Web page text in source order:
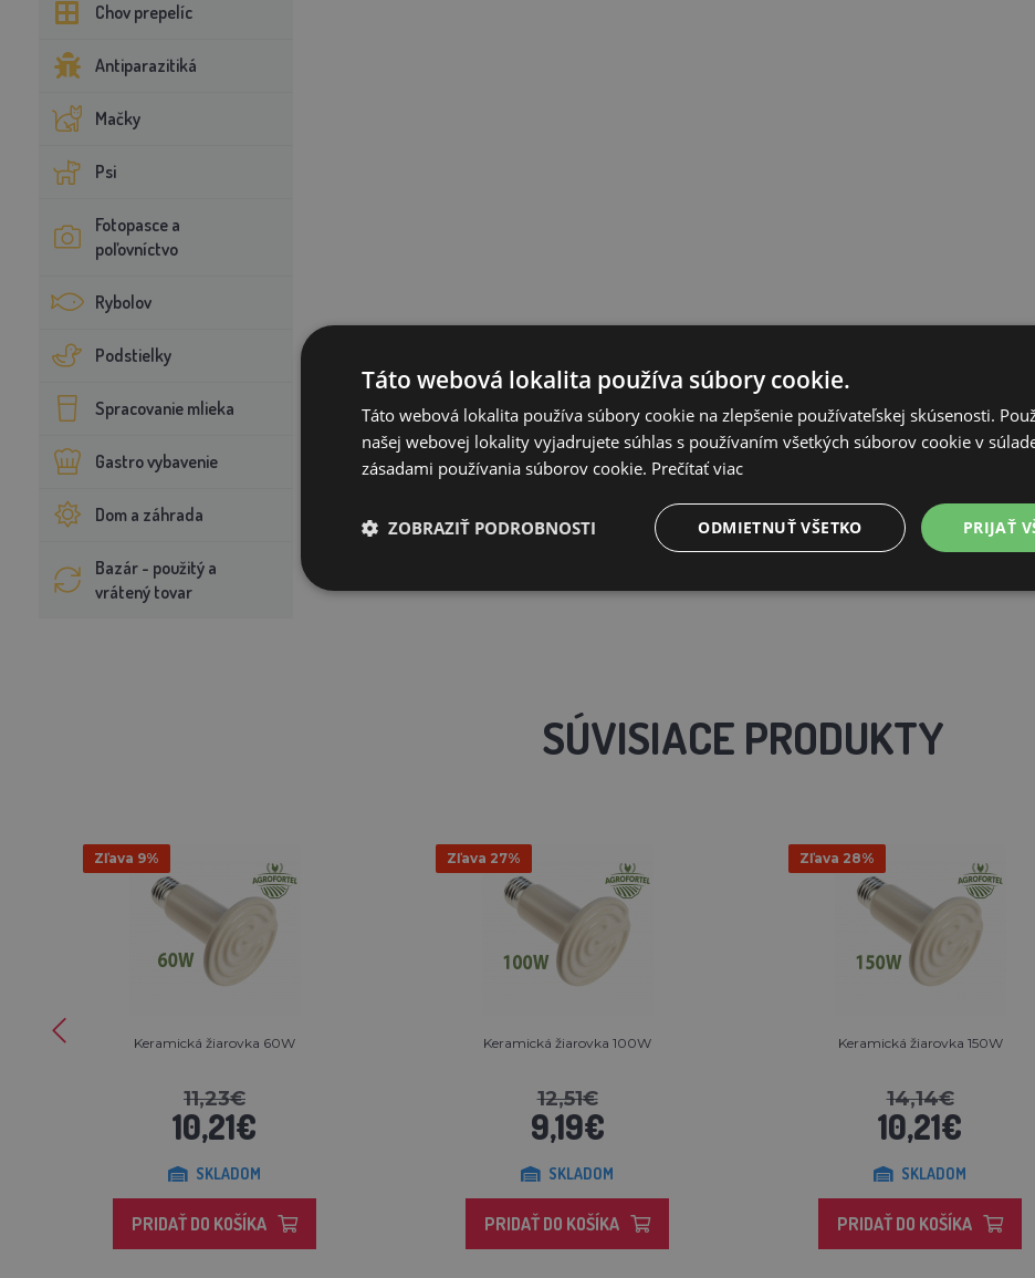
Chov prepelíc
Antiparazitiká
Mačky
Psi
Fotopasce a
poľovníctvo
Rybolov
Podstielky
Spracovanie mlieka
Gastro vybavenie
Dom a záhrada
Bazár - použitý a
vrátený tovar
SÚVISIACE PRODUKTY
Zľava 9%
Keramická žiarovka 60W
11,23€
10,21€
SKLADOM
PRIDAŤ DO KOŠÍKA
Zľava 27%
Keramická žiarovka 100W
12,51€
9,19€
SKLADOM
PRIDAŤ DO KOŠÍKA
Zľava 28%
Keramická žiarovka 150W
14,14€
10,21€
SKLADOM
PRIDAŤ DO KOŠÍKA
Táto webová lokalita používa súbory cookie.
Táto webová lokalita používa súbory cookie na zlepšenie používateľskej skúsenosti.
našej webovej lokality vyjadrujete súhlas s používaním všetkých súborov cookie v
zásadami používania súborov cookie. Prečítať viac
PRIJAŤ
ODMIETNUŤ VŠETKO
ZOBRAZIŤ PODROBNOSTI